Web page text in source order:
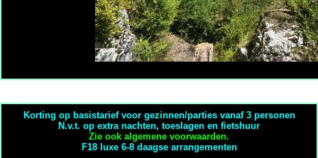
Korting op basistarief voor gezinnen/parties vanaf 3 personen
N.v.t. op extra nachten, toeslagen en fietshuur
Zie ook algemene voorwaarden.
F18 luxe 6-8 daagse arrangementen